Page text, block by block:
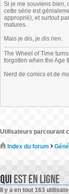
Si je me souviens bien,
cette série est
approprié), et surtout
matures.
Mais je dis, je dis rien.
The Wheel of Time
forgotten when the Age
Nerd de comics et de
Utilisateurs parcourant
Index du forum
Il y a en tout 163